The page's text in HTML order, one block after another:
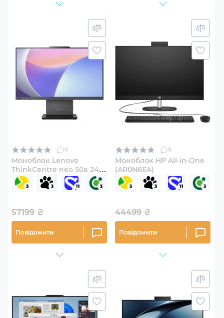
0
Моноблок Lenovo
ThinkCentre neo 50a 24
Gen 5 (12SC000RUI)
57199 ₴
Повідомити
0
Моноблок HP All-in-One
(AR0N6EA)
44499 ₴
Повідомити